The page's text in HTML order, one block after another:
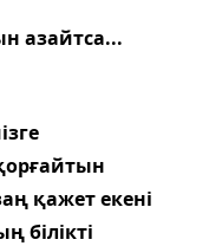
азайтса...
қажет екені
білікті